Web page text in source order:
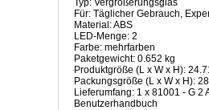
Typ: Vergrößerungsglas
Für: Täglicher Gebrauch,
Material: ABS
LED-Menge: 2
Farbe: mehrfarben
Paketgewicht: 0.652 kg
Produktgröße (L x W x H):
Packungsgröße (L x W x H):
Lieferumfang: 1 x 81001 - G
Benutzerhandbuch